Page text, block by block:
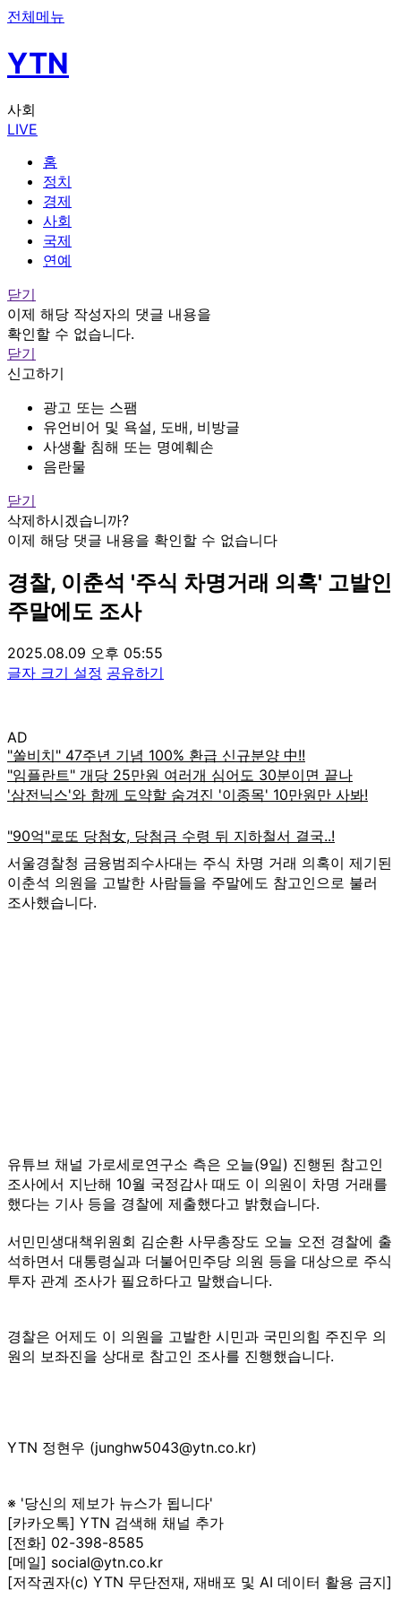
전체메뉴
YTN
사회
LIVE
홈
정치
경제
사회
국제
연예
닫기
이제 해당 작성자의 댓글 내용을
확인할 수 없습니다.
닫기
신고하기
광고 또는 스팸
유언비어 및 욕설, 도배, 비방글
사생활 침해 또는 명예훼손
음란물
닫기
삭제하시겠습니까?
이제 해당 댓글 내용을 확인할 수 없습니다
경찰, 이춘석 '주식 차명거래 의혹' 고발인
주말에도 조사
2025.08.09 오후 05:55
글자 크기 설정 공유하기
AD
서울경찰청 금융범죄수사대는 주식 차명 거래 의혹이 제기된
이춘석 의원을 고발한 사람들을 주말에도 참고인으로 불러
조사했습니다.
유튜브 채널 가로세로연구소 측은 오늘(9일) 진행된 참고인
조사에서 지난해 10월 국정감사 때도 이 의원이 차명 거래를
했다는 기사 등을 경찰에 제출했다고 밝혔습니다.
서민민생대책위원회 김순환 사무총장도 오늘 오전 경찰에 출
석하면서 대통령실과 더불어민주당 의원 등을 대상으로 주식
투자 관계 조사가 필요하다고 말했습니다.
경찰은 어제도 이 의원을 고발한 시민과 국민의힘 주진우 의
원의 보좌진을 상대로 참고인 조사를 진행했습니다.
YTN 정현우 (junghw5043@ytn.co.kr)
※ '당신의 제보가 뉴스가 됩니다'
[카카오톡] YTN 검색해 채널 추가
[전화] 02-398-8585
[메일] social@ytn.co.kr
[저작권자(c) YTN 무단전재, 재배포 및 AI 데이터 활용 금지]